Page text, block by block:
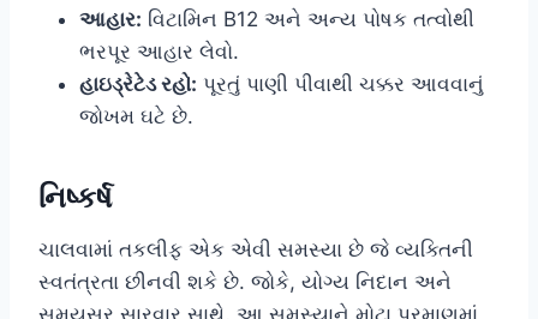
આહાર: વિટામિન B12 અને અન્ય પોષક તત્વોથી
ભરપૂર આહાર લેવો.
હાઇડ્રેટેડ રહો: પૂરતું પાણી પીવાથી ચક્કર આવવાનું
જોખમ ઘટે છે.
નિષ્કર્ષ
ચાલવામાં તકલીફ એક એવી સમસ્યા છે જે વ્યક્તિની
સ્વતંત્રતા છીનવી શકે છે. જોકે, યોગ્ય નિદાન અને
સમયસર સારવાર સાથે, આ સમસ્યાને મોટા પ્રમાણમાં